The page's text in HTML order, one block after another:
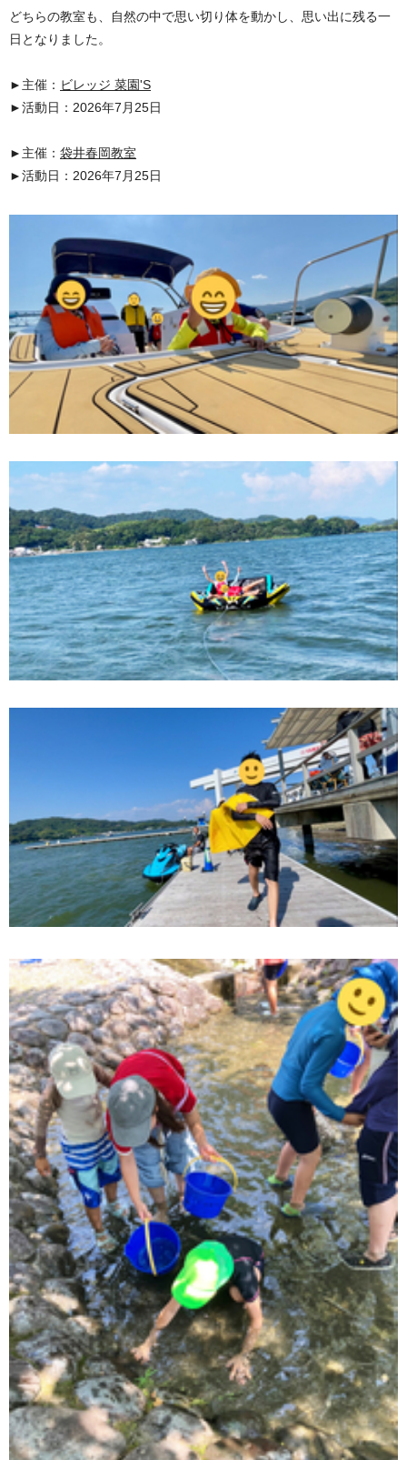
どちらの教室も、自然の中で思い切り体を動かし、思い出に残る一
日となりました。
►主催： ビレッジ 菜園'S
►活動日：2026年7月25日
►主催： 袋井春岡教室
►活動日：2026年7月25日